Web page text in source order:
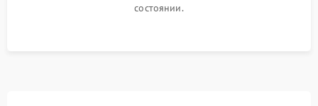
состоянии.